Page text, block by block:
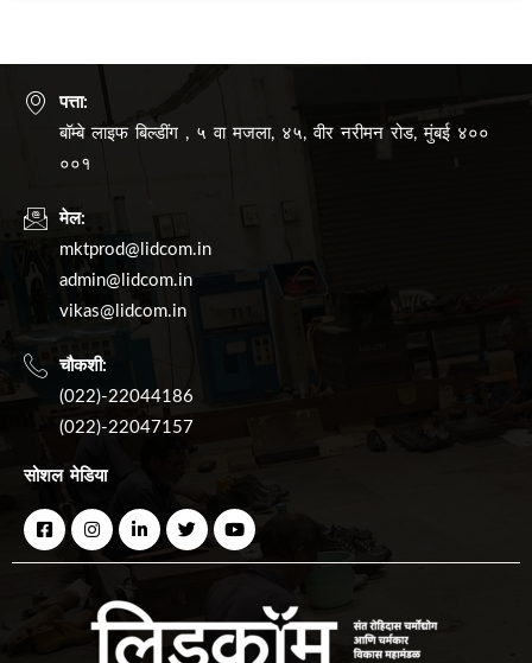
पत्ता:
बॉम्बे लाइफ बिल्डींग , ५ वा मजला, ४५, वीर नरीमन रोड, मुंबई ४००
००१
मेल:
mktprod@lidcom.in
admin@lidcom.in
vikas@lidcom.in
चौकशी:
(022)-22044186
(022)-22047157
सोशल मेडिया